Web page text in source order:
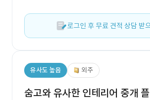
로그인 후 무료 견적 상담 받
유사도 높음 외주
숨고와 유사한 인테리어 중개